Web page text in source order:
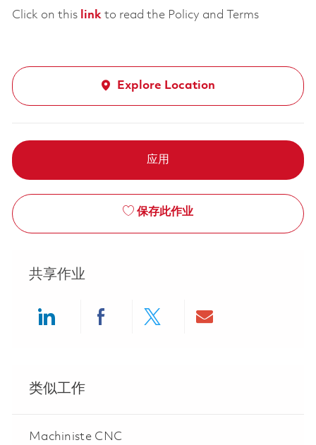
Click on this linkto read the Policy and Terms
Explore Location
应用
保存此作业
共享作业
类似工作
Machiniste CNC